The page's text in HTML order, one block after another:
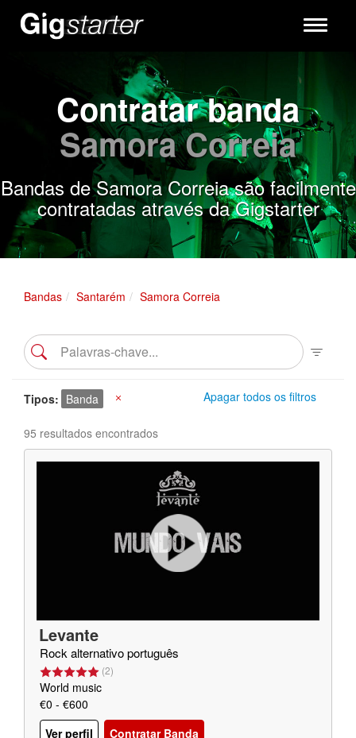
Toggle
Contratar banda
Samora Correia
Bandas de Samora Correia são facilmente
contratadas através da Gigstarter
Bandas Santarém Samora Correia
Apagar todos os filtros
Tipos Banda
95 resultados encontrados
Levante
Rock alternativo português
(2)
World music
€0 - €600
Ver perfil
Contratar Banda